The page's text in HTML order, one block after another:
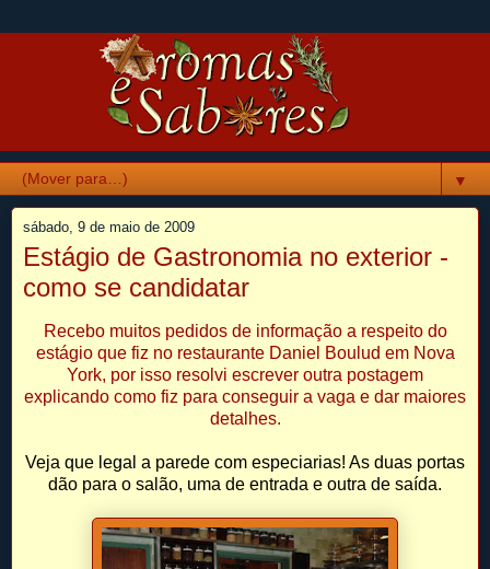
▼
sábado, 9 de maio de 2009
Estágio de Gastronomia no exterior -
como se candidatar
Recebo muitos pedidos de informação a respeito do
estágio que fiz no restaurante Daniel Boulud em Nova
York, por isso resolvi escrever outra postagem
explicando como fiz para conseguir a vaga e dar maiores
detalhes.
Veja que legal a parede com especiarias! As duas portas
dão para o salão, uma de entrada e outra de saída.